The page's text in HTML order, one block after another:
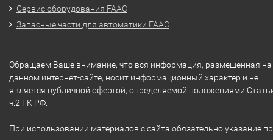
Сервис оборудования FAAC
Запасные части для автоматики FAAC
Обращаем Ваше внимание, что вся информация, размещенная на
данном интернет-сайте, носит информационный характер и не
является публичной офертой, определяемой положениями
ч.2 ГК РФ.
При использовании материалов с сайта обязательно указание